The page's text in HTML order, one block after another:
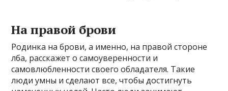
На правой брови
Родинка на брови, а именно, на правой стороне
лба, расскажет о самоуверенности и
самовлюбленности своего обладателя. Такие
люди умны и сделают все, чтобы достигнуть